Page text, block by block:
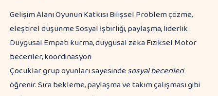
Gelişim Alanı Oyunun Katkısı Bilişsel Problem çözme,
eleştirel düşünme Sosyal İşbirliği, paylaşma, liderlik
Duygusal Empati kurma, duygusal zeka Fiziksel Motor
beceriler, koordinasyon
Çocuklar grup oyunları sayesindesosyal becerileri
öğrenir. Sıra bekleme, paylaşma ve takım çalışması gibi